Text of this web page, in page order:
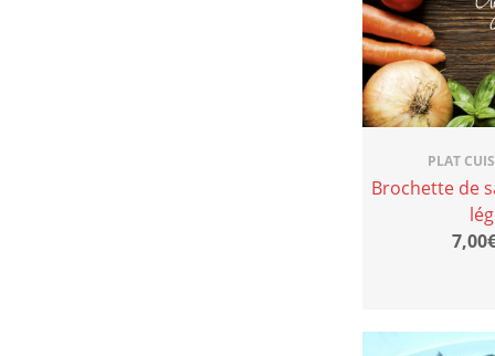
PLAT
Brochette de